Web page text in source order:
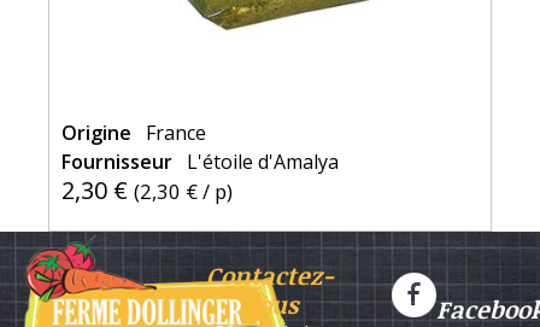
Origine
France
Fournisseur L'étoile d'Amalya
2,30 € (2,30 €/ p)
Contactez-
nous